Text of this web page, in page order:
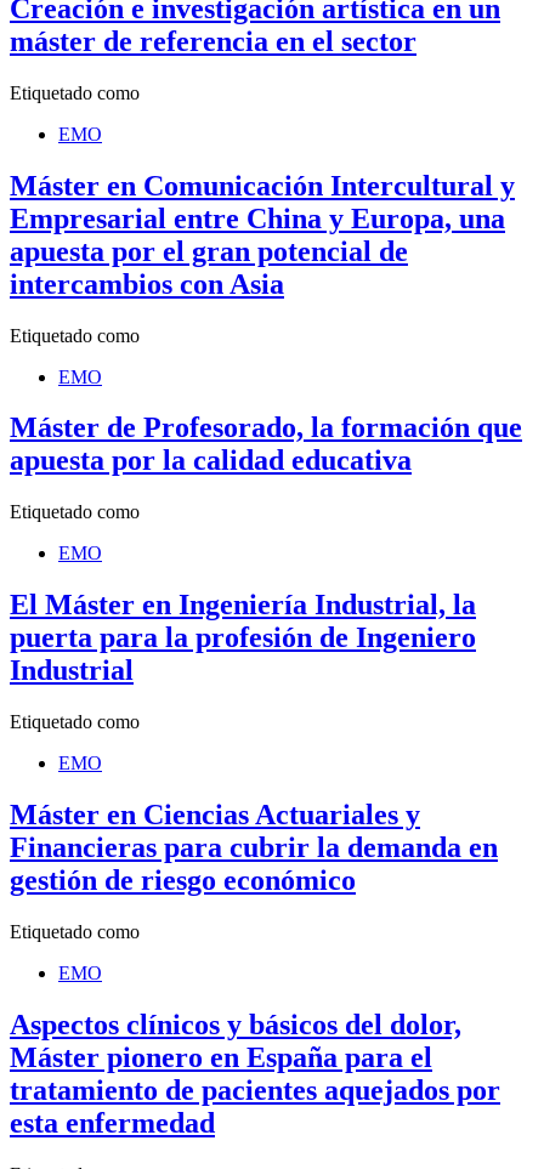
Creación e investigación artística en un
máster de referencia en el sector
Etiquetado como
EMO
Máster en Comunicación Intercultural y
Empresarial entre China y Europa, una
apuesta por el gran potencial de
intercambios con Asia
Etiquetado como
EMO
Máster de Profesorado, la formación que
apuesta por la calidad educativa
Etiquetado como
EMO
El Máster en Ingeniería Industrial, la
puerta para la profesión de Ingeniero
Industrial
Etiquetado como
EMO
Máster en Ciencias Actuariales y
Financieras para cubrir la demanda en
gestión de riesgo económico
Etiquetado como
EMO
Aspectos clínicos y básicos del dolor,
Máster pionero en España para el
tratamiento de pacientes aquejados por
esta enfermedad